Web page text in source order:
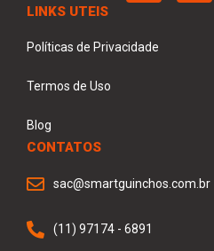
LINKS UTEIS
Políticas de Privacidade
Termos de Uso
Blog
CONTATOS
sac@smartguinchos.com.br
(11) 97174 - 6891